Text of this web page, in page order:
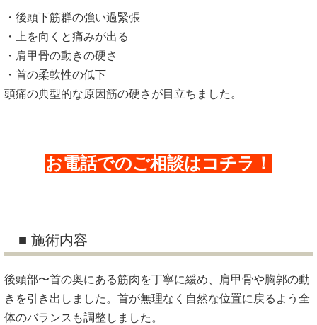
・後頭下筋群の強い過緊張
・上を向くと痛みが出る
・肩甲骨の動きの硬さ
・首の柔軟性の低下
頭痛の典型的な原因筋の硬さが目立ちました。
お電話でのご相談はコチラ！
■ 施術内容
後頭部〜首の奥にある筋肉を丁寧に緩め、肩甲骨や胸郭の動
きを引き出しました。首が無理なく自然な位置に戻るよう全
体のバランスも調整しました。